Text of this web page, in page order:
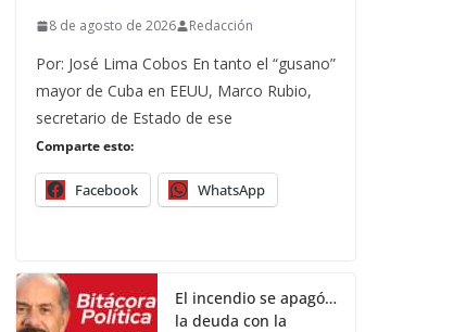
8 de agosto de 2026 Redacción
Por: José Lima Cobos En tanto el “gusano”
mayor de Cuba en EEUU, Marco Rubio,
secretario de Estado de ese
Comparte esto:
Facebook WhatsApp
El incendio se apagó…
la deuda con la